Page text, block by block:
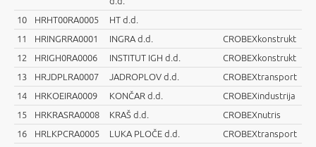
10 HRHT00RA0005
HT d.d.
11
HRINGRRA0001 INGRA d.d.
CROBEXkonstrukt
12
HRIGH0RA0006 INSTITUT IGH d.d.
CROBEXkonstrukt
13
HRJDPLRA0007 JADROPLOV d.d.
CROBEXtransport
14
HRKOEIRA0009 KONČAR d.d.
CROBEXindustrija
15
HRKRASRA0008 KRAŠ d.d.
CROBEXnutris
16
HRLKPCRA0005 LUKA PLOČE d.d.
CROBEXtransport